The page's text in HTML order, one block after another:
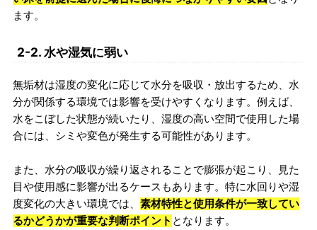
ます。
2-2. 水や湿気に弱い
無垢材は湿度の変化に応じて水分を吸収・放出するため、水
分が関係する環境では影響を受けやすくなります。例えば、
水をこぼした状態が続いたり、湿度の高い空間で使用した場
合には、シミや変色が発生する可能性があります。
また、水分の吸収が繰り返されることで膨張が起こり、見た
目や使用感に影響が出るケースもあります。特に水回りや湿
度変化の大きい環境では、 素材特性と使用条件が一致してい
るかどうかが重要な判断ポイント となります。